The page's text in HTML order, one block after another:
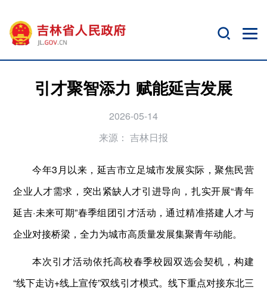
引才聚智添力 赋能延吉发展
2026-05-14
来源： 吉林日报
今年3月以来，延吉市立足城市发展实际，聚焦民营
企业人才需求，突出紧缺人才引进导向，扎实开展“青年
延吉·未来可期”春季组团引才活动，通过精准搭建人才与
企业对接桥梁，全力为城市高质量发展集聚青年动能。
本次引才活动依托高校春季校园双选会契机，构建
“线下走访+线上宣传”双线引才模式。线下重点对接东北三